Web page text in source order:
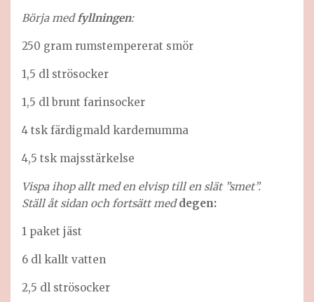
Börja medfyllningen:
250 gram rumstempererat smör
1,5 dl strösocker
1,5 dl brunt farinsocker
4 tsk färdigmald kardemumma
4,5 tsk majsstärkelse
Vispa ihop allt med en elvisp till en slät ”smet”.
Ställ åt sidan och fortsätt meddegen:
1 paket jäst
6 dl kallt vatten
2,5 dl strösocker